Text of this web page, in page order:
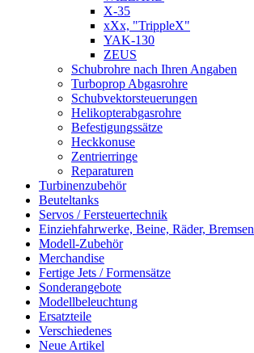
X-35
xXx, "TrippleX"
YAK-130
ZEUS
Schubrohre nach Ihren Angaben
Turboprop Abgasrohre
Schubvektorsteuerungen
Helikopterabgasrohre
Befestigungssätze
Heckkonuse
Zentrierringe
Reparaturen
Turbinenzubehör
Beuteltanks
Servos / Fersteuertechnik
Einziehfahrwerke, Beine, Räder, Bremsen
Modell-Zubehör
Merchandise
Fertige Jets / Formensätze
Sonderangebote
Modellbeleuchtung
Ersatzteile
Verschiedenes
Neue Artikel